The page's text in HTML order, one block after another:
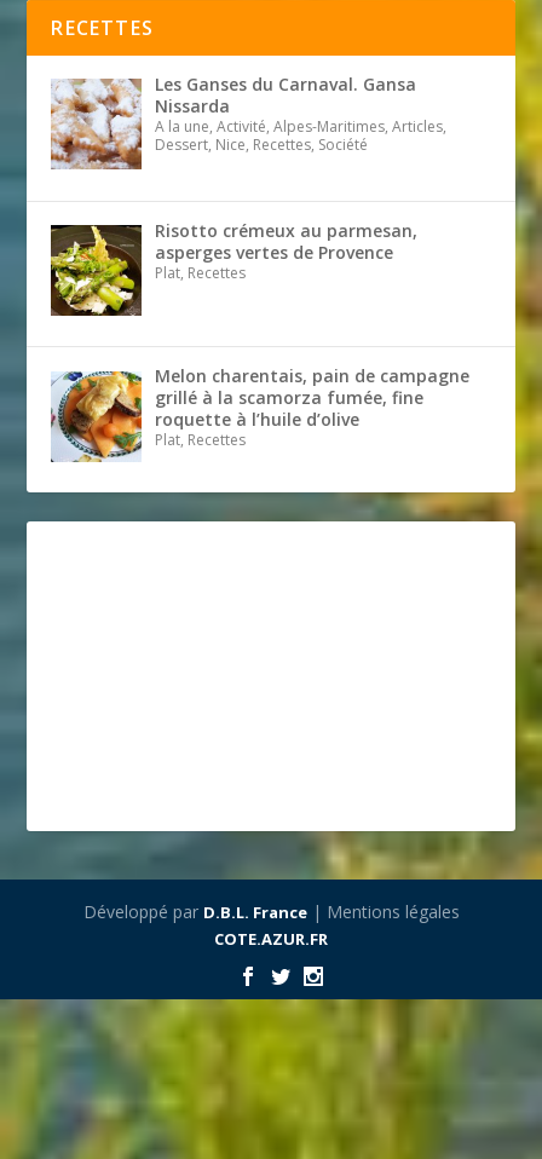
RECETTES
Les Ganses du Carnaval. Gansa
Nissarda
A la une, Activité, Alpes-Maritimes, Articles,
Dessert, Nice, Recettes, Société
Risotto crémeux au parmesan,
asperges vertes de Provence
Plat, Recettes
Melon charentais, pain de campagne
grillé à la scamorza fumée, fine
roquette à l’huile d’olive
Plat, Recettes
Développé par D.B.L. France| Mentions légales
COTE.AZUR.FR